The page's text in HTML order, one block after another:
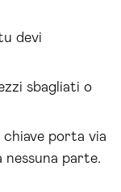
devi
sbagliati o
porta via
nessuna parte.